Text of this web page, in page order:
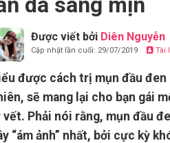
Được viết bởi Diên Nguyễn
Cập nhật lần cuối: 29/07/2019 Tài
được cách trị mụn đầu
sẽ mang lại cho bạn gái
vết. Phải nói rằng, mụn đầu
“ám ảnh” nhất, bởi cực kỳ